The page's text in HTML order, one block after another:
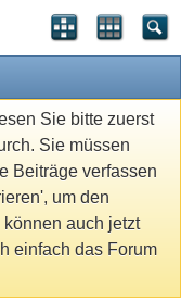
Sie bitte zuerst
Sie müssen
Beiträge verfassen
um den
auch jetzt
einfach das Forum